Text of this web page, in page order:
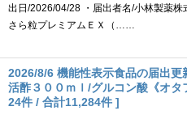
出日/2026/04/28 ・届出者名/小林製薬
さら粒プレミアムＥＸ（……
2026/8/6 機能性表示食品の届出
活酢３００ｍｌ/グルコン酸《オ
24件 / 合計11,284件 ]